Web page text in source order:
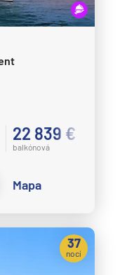
22 839 €
balkónová
Mapa
37
nocí